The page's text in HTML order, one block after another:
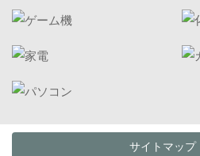
サイトマップ